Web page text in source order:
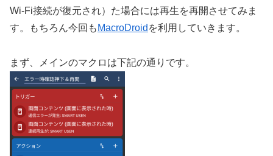
Wi-Fi接続が復元され）た場合には再生を再開させてみま
す。もちろん今回も MacroDroid を利用していきます。
まず、メインのマクロは下記の通りです。